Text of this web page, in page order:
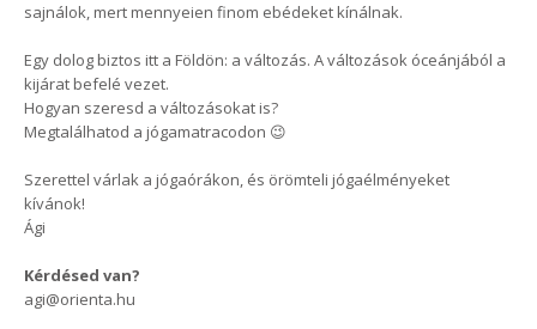
sajnálok, mert mennyeien finom ebédeket kínálnak.
Egy dolog biztos itt a Földön: a változás. A változások óceánjából a
kijárat befelé vezet.
Hogyan szeresd a változásokat is?
Megtalálhatod a jógamatracodon 😉
Szerettel várlak a jógaórákon, és örömteli jógaélményeket
kívánok!
Ági
Kérdésed van?
agi@orienta.hu